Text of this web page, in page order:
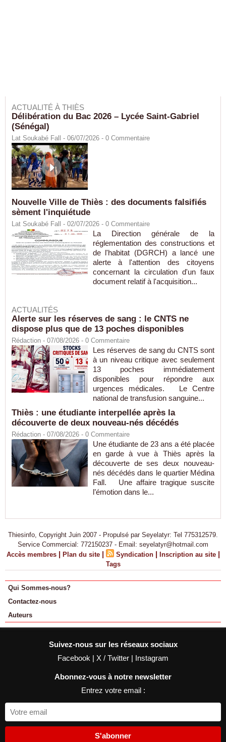
ACTUALITÉ À THIÈS
Délibération du Bac 2026 – Lycée Saint-Gabriel
(Sénégal)
Lat Soukabé Fall - 06/07/2026 - 0 Commentaire
Nouvelle Ville de Thiès : des documents falsifiés
sèment l'inquiétude
Lat Soukabé Fall - 02/07/2026 - 0 Commentaire
La Direction générale de la
réglementation des constructions et
de l'habitat (DGRCH) a lancé une
alerte à l'attention des citoyens
concernant la circulation d'un faux
document relatif à l'acquisition...
ACTUALITÉS
Alerte sur les réserves de sang : le CNTS ne
dispose plus que de 13 poches disponibles
Rédaction - 07/08/2026 - 0 Commentaire
Les réserves de sang du CNTS sont
à un niveau critique avec seulement
13 poches immédiatement
disponibles pour répondre aux
urgences médicales. Le Centre
national de transfusion sanguine...
Thiès : une étudiante interpellée après la
découverte de deux nouveau-nés décédés
Rédaction - 07/08/2026 - 0 Commentaire
Une étudiante de 23 ans a été placée
en garde à vue à Thiès après la
découverte de ses deux nouveau-
nés décédés dans le quartier Médina
Fall. Une affaire tragique suscite
l’émotion dans le...
Thiesinfo, Copyright Juin 2007 - Propulsé par Seyelatyr: Tel 775312579.
Service Commercial: 772150237 - Email: seyelatyr@hotmail.com
Accès membres | Plan du site | Syndication | Inscription au site |
Tags
Qui Sommes-nous?
Contactez-nous
Auteurs
Suivez-nous sur les réseaux sociaux
Facebook | X / Twitter | Instagram
Abonnez-vous à notre newsletter
Entrez votre email :
S'abonner